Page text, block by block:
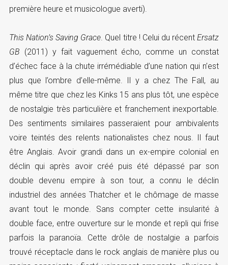
première heure et musicologue averti).
This Nation’s Saving Grace. Quel titre ! Celui du récentErsatz
GB (2011) y fait vaguement écho, comme un constat
d’échec face à la chute irrémédiable d’une nation qui n’est
plus que l’ombre d’elle-même. Il y a chez The Fall, au
même titre que chez les Kinks 15 ans plus tôt, une espèce
de nostalgie très particulière et franchement inexportable.
Des sentiments similaires passeraient pour ambivalents
voire teintés des relents nationalistes chez nous. Il faut
être Anglais. Avoir grandi dans un ex-empire colonial en
déclin qui après avoir créé puis été dépassé par son
double devenu empire à son tour, a connu le déclin
industriel des années Thatcher et le chômage de masse
avant tout le monde. Sans compter cette insularité à
double face, entre ouverture sur le monde et repli qui frise
parfois la paranoïa. Cette drôle de nostalgie a parfois
trouvé réceptacle dans le rock anglais de manière plus ou